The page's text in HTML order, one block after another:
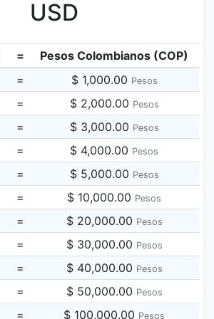
USD
=
Pesos Colombianos (COP)
= $ 1,000.00 Pesos
= $ 2,000.00 Pesos
= $ 3,000.00 Pesos
= $ 4,000.00 Pesos
= $ 5,000.00 Pesos
= $ 10,000.00 Pesos
= $ 20,000.00 Pesos
= $ 30,000.00 Pesos
= $ 40,000.00 Pesos
= $ 50,000.00 Pesos
= $ 100,000.00 Pesos